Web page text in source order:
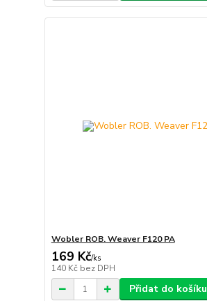
Wobler ROB. Weaver F120 PA
169 Kč/ks
140 Kč bez DPH
Přidat do košíku